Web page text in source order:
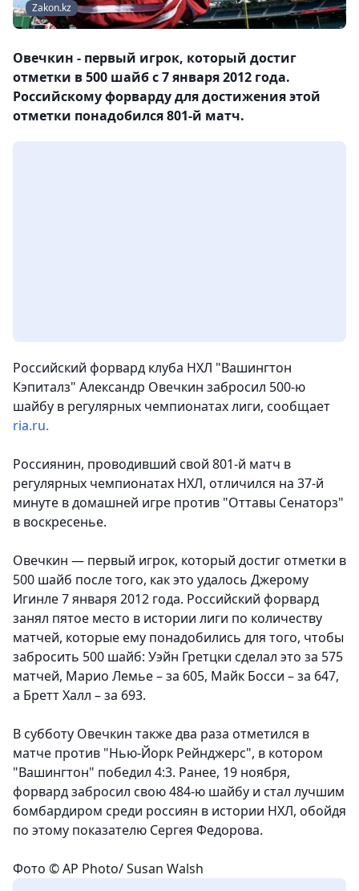
Zakon.kz
Овечкин - первый игрок, который достиг
отметки в 500 шайб с 7 января 2012 года.
Российскому форварду для достижения этой
отметки понадобился 801-й матч.
Российский форвард клуба НХЛ "Вашингтон
Кэпиталз" Александр Овечкин забросил 500-ю
шайбу в регулярных чемпионатах лиги, сообщает
ria.ru.
Россиянин, проводивший свой 801-й матч в
регулярных чемпионатах НХЛ, отличился на 37-й
минуте в домашней игре против "Оттавы Сенаторз"
в воскресенье.
Овечкин — первый игрок, который достиг отметки в
500 шайб после того, как это удалось Джерому
Игинле 7 января 2012 года. Российский форвард
занял пятое место в истории лиги по количеству
матчей, которые ему понадобились для того, чтобы
забросить 500 шайб: Уэйн Гретцки сделал это за 575
матчей, Марио Лемье – за 605, Майк Босси – за 647,
а Бретт Халл – за 693.
В субботу Овечкин также два раза отметился в
матче против "Нью-Йорк Рейнджерс", в котором
"Вашингтон" победил 4:3. Ранее, 19 ноября,
форвард забросил свою 484-ю шайбу и стал лучшим
бомбардиром среди россиян в истории НХЛ, обойдя
по этому показателю Сергея Федорова.
Фото © AP Photo/ Susan Walsh